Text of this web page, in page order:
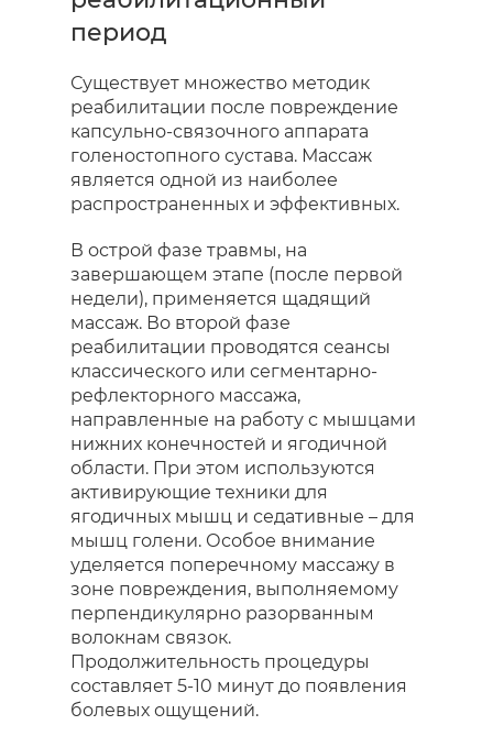
период
Существует множество методик
реабилитации после повреждение
капсульно-связочного аппарата
голеностопного сустава. Массаж
является одной из наиболее
распространенных и эффективных.
В острой фазе травмы, на
завершающем этапе (после первой
недели), применяется щадящий
массаж. Во второй фазе
реабилитации проводятся сеансы
классического или сегментарно-
рефлекторного массажа,
направленные на работу с мышцами
нижних конечностей и ягодичной
области. При этом используются
активирующие техники для
ягодичных мышц и седативные – для
мышц голени. Особое внимание
уделяется поперечному массажу в
зоне повреждения, выполняемому
перпендикулярно разорванным
волокнам связок.
Продолжительность процедуры
составляет 5-10 минут до появления
болевых ощущений.